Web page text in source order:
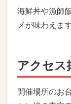
海鮮丼や漁師
メが味わえま
アクセス
開催場所のお